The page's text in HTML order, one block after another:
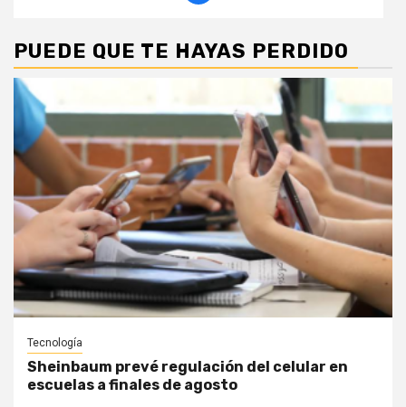
PUEDE QUE TE HAYAS PERDIDO
Tecnología
Sheinbaum prevé regulación del celular en
escuelas a finales de agosto